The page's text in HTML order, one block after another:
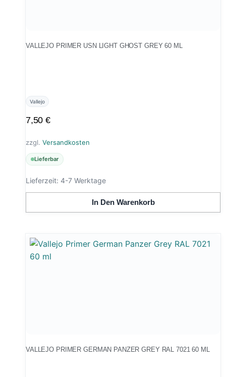
VALLEJO PRIMER USN LIGHT GHOST GREY 60 ML
Vallejo
7,50€
zzgl. Versandkosten
Lieferbar
Lieferzeit: 4-7 Werktage
In Den Warenkorb
VALLEJO PRIMER GERMAN PANZER GREY RAL 7021 60 ML